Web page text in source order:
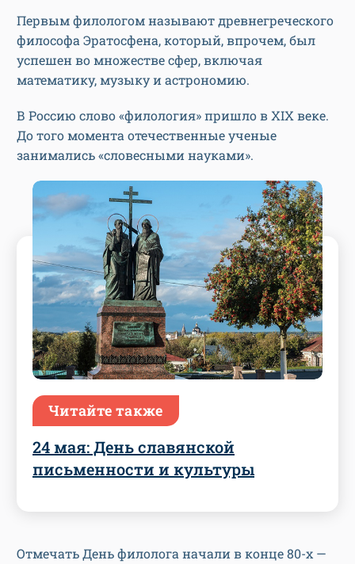
Первым филологом называют древнегреческого
философа Эратосфена, который, впрочем, был
успешен во множестве сфер, включая
математику, музыку и астрономию.
В Россию слово «филология» пришло в XIX веке.
До того момента отечественные ученые
занимались «словесными науками».
Читайте также
24 мая: День славянской
письменности и культуры
Отмечать День филолога начали в конце 80-х —